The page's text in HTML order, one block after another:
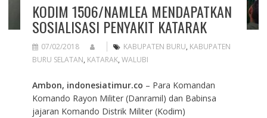
KODIM 1506/NAMLEA MENDAPATKAN
SOSIALISASI PENYAKIT KATARAK
07/02/2018 KABUPATEN BURU, KABUPATEN
BURU SELATAN, KATARAK, WALUBI
Ambon, indonesiatimur.co – Para Komandan
Komando Rayon Militer (Danramil) dan Babinsa
jajaran Komando Distrik Militer (Kodim)